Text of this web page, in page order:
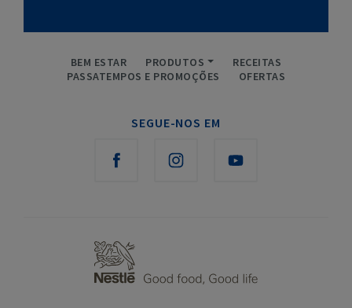
BEM ESTAR PRODUTOS
RECEITAS
PASSATEMPOS E PROMOÇÕES
OFERTAS
SEGUE-NOS EM